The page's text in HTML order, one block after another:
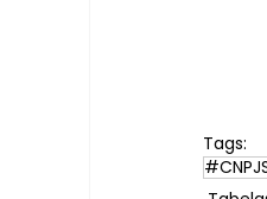
Tags: